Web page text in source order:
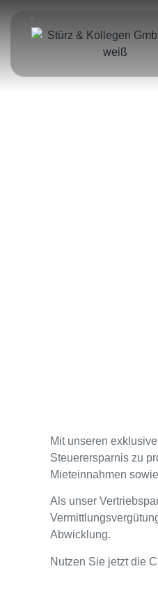
Mit unseren
Steuerersparnis zu
Mieteinnahmen
Als unser
Abwicklung.
Nutzen Sie jetzt die